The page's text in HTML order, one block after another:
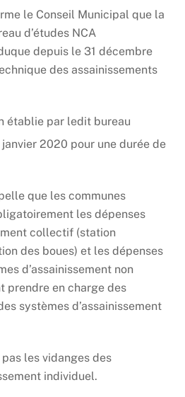
le Conseil Municipal que la
d’études NCA
depuis le 31 décembre
des assainissements
établie par ledit bureau
janvier 2020 pour une durée de
que les communes
les dépenses
collectif (station
des boues) et les dépenses
d’assainissement non
prendre en charge des
systèmes d’assainissement
les vidanges des
individuel.